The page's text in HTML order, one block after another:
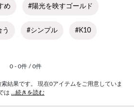
め #陽光を映すゴールド
う #シンプル #K10
0 - 0件 / 0件
結果です。 現在0アイテムをご用意していま
は ...続きを読む